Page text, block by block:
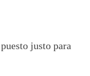
justo para